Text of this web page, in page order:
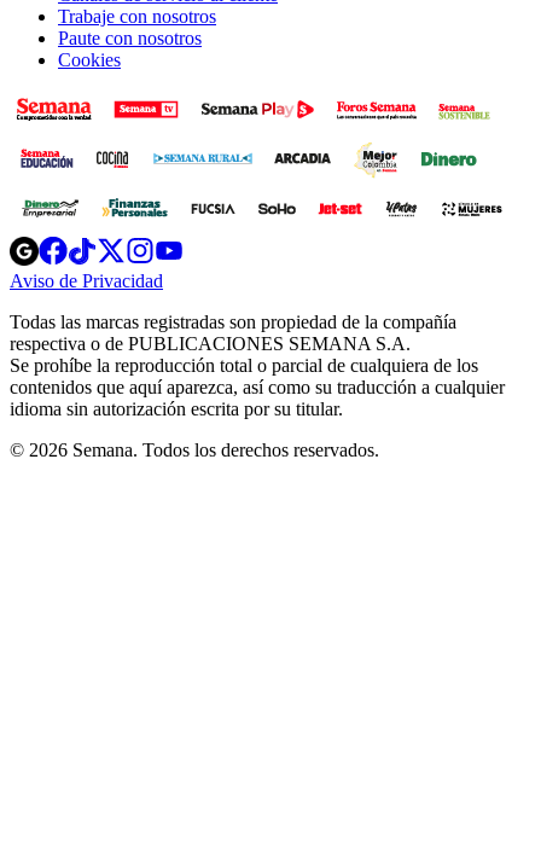
Trabaje con nosotros
Paute con nosotros
Cookies
Opens
in
new
Opens
in
new
Opens
in
new
window
Opens
new
windowwindow
Aviso de Privacidad
new
window
Todas las marcas registradas son propiedad de la compañía
respectiva o de PUBLICACIONES SEMANA S.A.
Se prohíbe la reproducción total o parcial de cualquiera de los
contenidos que aquí aparezca, así como su traducción a cualquier
idioma sin autorización escrita por su titular.
© 2026 Semana. Todos los derechos reservados.